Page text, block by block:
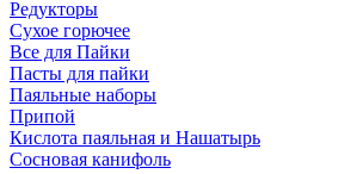
Редукторы
Сухое горючее
Все для Пайки
Пасты для пайки
Паяльные наборы
Припой
Кислота паяльная и Нашатырь
Сосновая канифоль